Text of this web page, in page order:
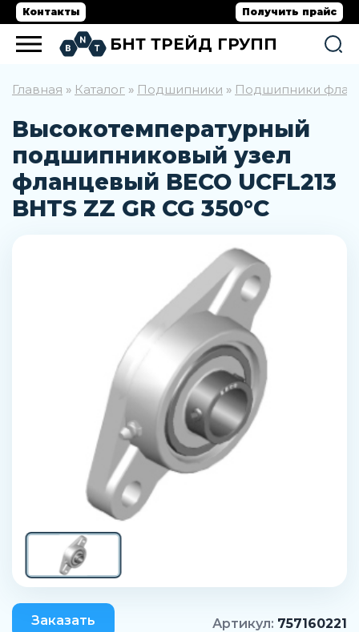
Контакты Получить прайс
БНТ ТРЕЙД ГРУПП
Главная » Каталог » Подшипники » Подшипники
Высокотемпературный
подшипниковый узел
фланцевый BECO UCFL213
BHTS ZZ GR CG 350°C
Заказать Артикул: 757160221